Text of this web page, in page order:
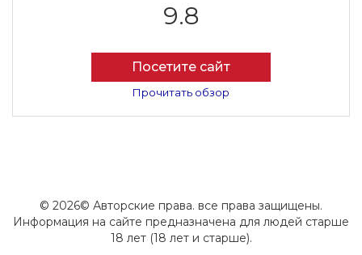
9.8
Посетите сайт
Прочитать обзор
© 2026© Авторские права. все права защищены.
Информация на сайте предназначена для людей старше
18 лет (18 лет и старше).